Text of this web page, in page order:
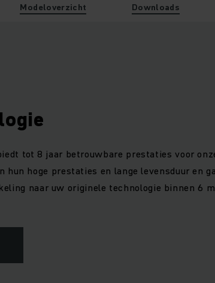
Modeloverzicht Downloads
tot 8 jaar betrouwbare prestaties voor
hoge prestaties en lange levensduur en
naar uw originele technologie binnen 6